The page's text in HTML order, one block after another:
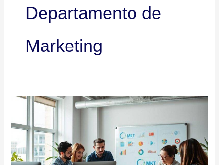
Departamento de
Marketing
Capacitación
Marketing
Digital